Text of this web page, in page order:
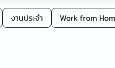
งานประจำ Work from